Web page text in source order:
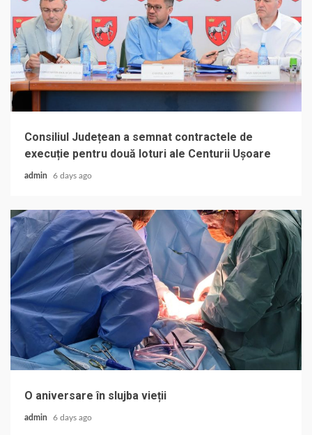
Consiliul Județean a semnat contractele de
execuție pentru două loturi ale Centurii Ușoare
admin 6 days ago
O aniversare în slujba vieții
admin 6 days ago